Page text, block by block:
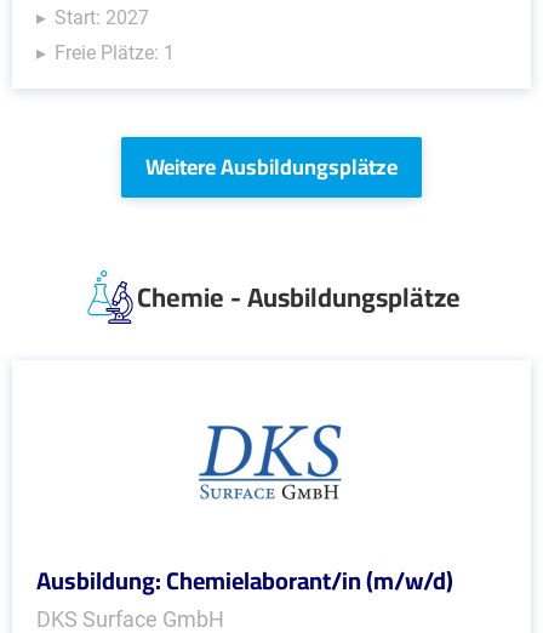
Start: 2027
Freie Plätze: 1
Weitere Ausbildungsplätze
Chemie - Ausbildungsplätze
Ausbildung: Chemielaborant/in (m/w/d)
DKS Surface GmbH